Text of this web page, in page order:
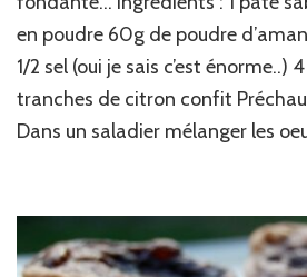
au
citron
confit
en poudre 60g de poudre
1/2 sel (oui je sais c’est énorme..)
tranches de citron confit
Dans un saladier mélanger les